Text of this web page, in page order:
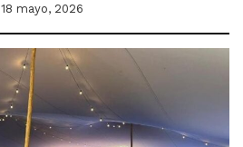
18 mayo, 2026